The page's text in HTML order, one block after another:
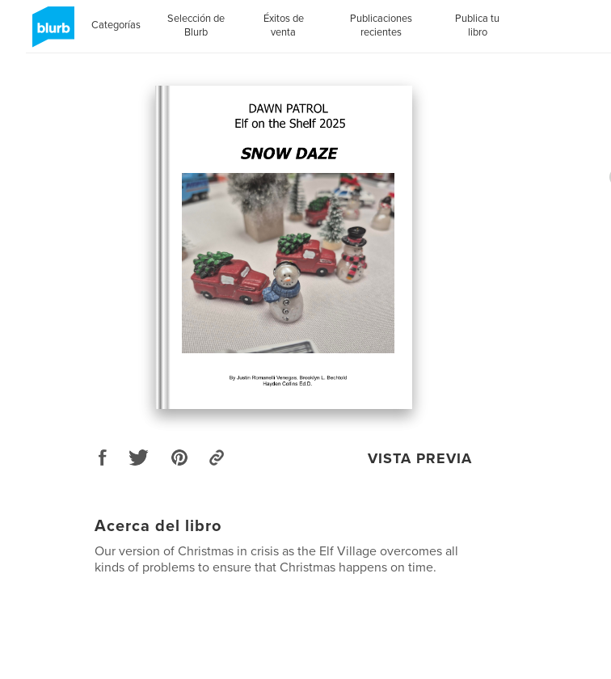
Categorías
Selección de
Blurb
Éxitos de
venta
Publicaciones
recientes
Publica tu
libro
VISTA PREVIA
Acerca del libro
Our version of Christmas in crisis as the Elf Village overcomes all
kinds of problems to ensure that Christmas happens on time.